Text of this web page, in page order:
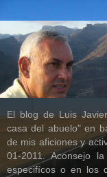
El blog de Luis
casa del abuelo" en
de mis aficiones y
01-2011. Aconsejo
especifícos o en los